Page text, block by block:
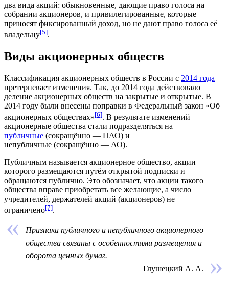
два вида акций: обыкновенные, дающие право голоса на
собрании акционеров, и привилегированные, которые
приносят фиксированный доход, но не дают право голоса её
владельцу[5].
Виды акционерных обществ
Классификация акционерных обществ в России с 2014 года
претерпевает изменения. Так, до 2014 года действовало
деление акционерных обществ на закрытые и открытые. В
2014 году были внесены поправки в Федеральный закон «Об
акционерных обществах»[6]. В результате изменений
акционерные общества стали подразделяться на
публичные (сокращённо — ПАО) и
непубличные (сокращённо — АО).
Публичным называется акционерное общество, акции
которого размещаются путём открытой подписки и
обращаются публично. Это обозначает, что акции такого
общества вправе приобретать все желающие, а число
учредителей, держателей акций (акционеров) не
ограничено[7].
Признаки публичного и непубличного акционерного
общества связаны с особенностями размещения и
оборота ценных бумаг.
Глушецкий А. А.